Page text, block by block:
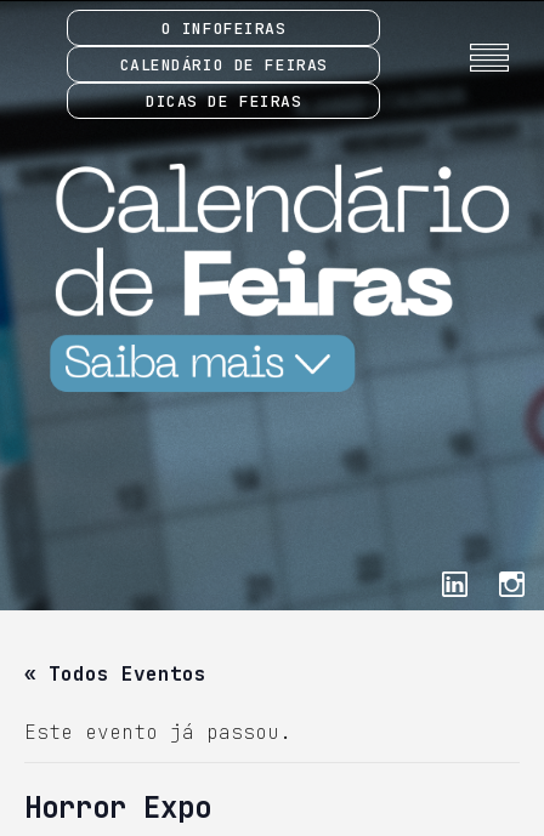
O INFOFEIRAS
CALENDÁRIO DE FEIRAS
DICAS DE FEIRAS
« Todos Eventos
Este evento já passou.
Horror Expo